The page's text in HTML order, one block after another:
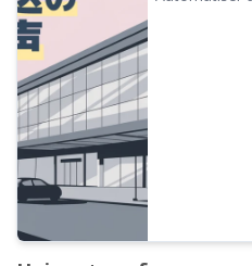
Ondoku